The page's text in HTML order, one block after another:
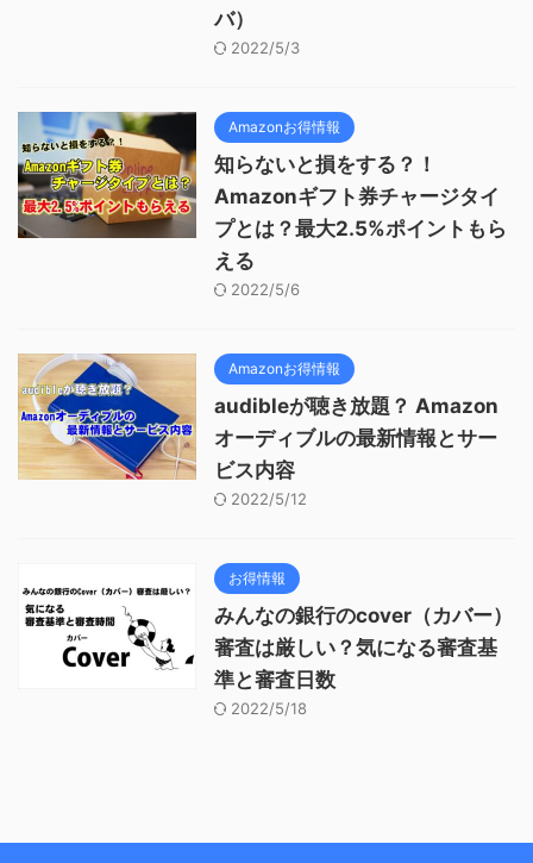
バ）
2022/5/3
Amazonお得情報
知らないと損をする？！
Amazonギフト券チャージタイ
プとは？最大2.5%ポイントもら
える
2022/5/6
Amazonお得情報
audibleが聴き放題？ Amazon
オーディブルの最新情報とサー
ビス内容
2022/5/12
お得情報
みんなの銀行のcover（カバー）
審査は厳しい？気になる審査基
準と審査日数
2022/5/18